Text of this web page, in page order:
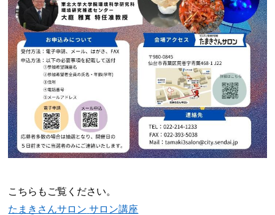
こちらもご覧ください。
たまきさんサロン サロン講座